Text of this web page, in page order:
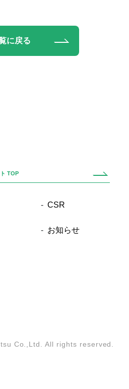
に戻る
TOP
CSR
お知らせ
Co.,Ltd. All rights reserved.